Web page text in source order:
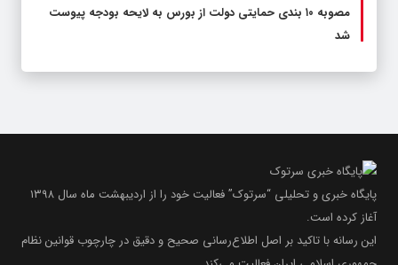
مصوبه ۱۰ بندی حمایتی دولت از بورس به لایحه بودجه پیوست
شد
پایگاه خبری و تحلیلی “سرتوک” فعالیت خود را از اردیبهشت ماه سال ۱۳۹۸
آغاز کرده است.
این رسانه با تاکید بر اصل اطلاع‌رسانی صحیح و دقیق در چارچوب قوانین نظام